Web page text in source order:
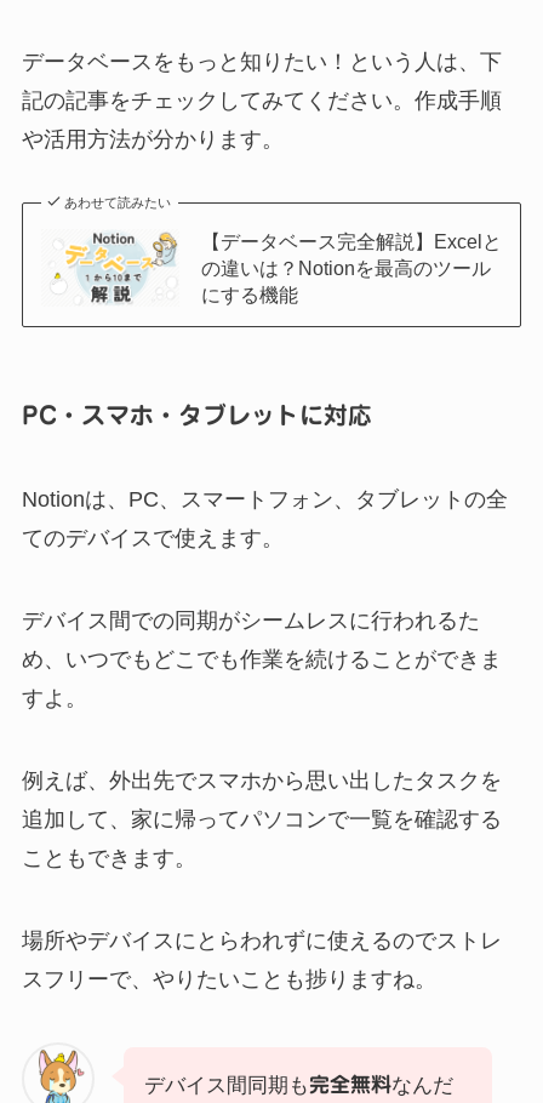
データベースをもっと知りたい！という人は、下
記の記事をチェックしてみてください。作成手順
や活用方法が分かります。
あわせて読みたい
【データベース完全解説】Excelと
の違いは？Notionを最高のツール
にする機能
PC・スマホ・タブレットに対応
Notionは、PC、スマートフォン、タブレットの全
てのデバイスで使えます。
デバイス間での同期がシームレスに行われるた
め、いつでもどこでも作業を続けることができま
すよ。
例えば、外出先でスマホから思い出したタスクを
追加して、家に帰ってパソコンで一覧を確認する
こともできます。
場所やデバイスにとらわれずに使えるのでストレ
スフリーで、やりたいことも捗りますね。
デバイス間同期も完全無料なんだ